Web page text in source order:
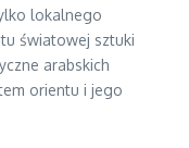
lokalnego
światowej sztuki
arabskich
orientu i jego